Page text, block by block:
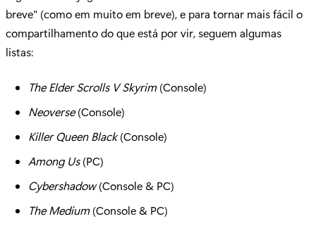
breve" (como em muito em breve), e para tornar mais fácil o
compartilhamento do que está por vir, seguem algumas
listas:
The Elder Scrolls V Skyrim (Console)
Neoverse(Console)
Killer Queen Black(Console)
Among Us(PC)
Cybershadow(Console & PC)
The Medium (Console & PC)